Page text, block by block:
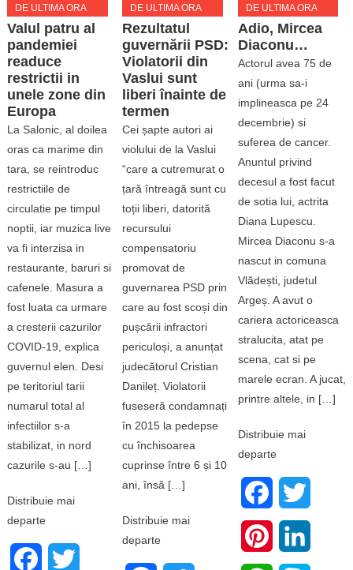
DE ULTIMA ORA
Valul patru al
pandemiei
readuce
restrictii in
unele zone din
Europa
La Salonic, al doilea
oras ca marime din
tara, se reintroduc
restrictiile de
circulatie pe timpul
noptii, iar muzica live
va fi interzisa in
restaurante, baruri si
cafenele. Masura a
fost luata ca urmare
a cresterii cazurilor
COVID-19, explica
guvernul elen. Desi
pe teritoriul tarii
numarul total al
infectiilor s-a
stabilizat, in nord
cazurile s-au […]
Distribuie mai
departe
Facebook
DE ULTIMA ORA
Rezultatul
guvernării PSD:
Violatorii din
Vaslui sunt
liberi înainte de
termen
Cei șapte autori ai
violului de la Vaslui
“care a cutremurat o
țară întreagă sunt cu
toții liberi, datorită
recursului
compensatoriu
promovat de
guvernarea PSD prin
care au fost scoși din
pușcării infractori
periculoși, a anunțat
judecătorul Cristian
Danileț. Violatorii
fuseseră condamnați
în 2015 la pedepse
cu închisoarea
cuprinse între 6 și 10
ani, însă […]
Distribuie mai
departe
DE ULTIMA ORA
Adio, Mircea
Diaconu…
Actorul avea 75 de
ani (urma sa-i
implineasca pe 24
decembrie) si
suferea de cancer.
Anuntul privind
decesul a fost facut
de sotia lui, actrita
Diana Lupescu.
Mircea Diaconu s-a
nascut in comuna
Vlădești, judetul
Argeș. A avut o
cariera actoriceasca
stralucita, atat pe
scena, cat si pe
marele ecran. A jucat,
printre altele, in […]
Distribuie mai
departe
Facebook
Pinterest